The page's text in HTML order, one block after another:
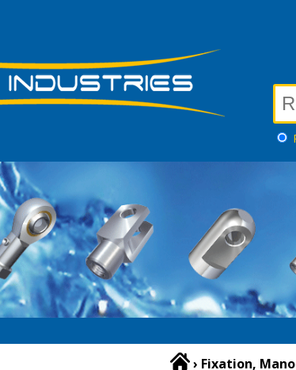
› Fixation,